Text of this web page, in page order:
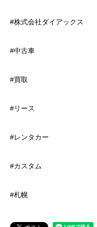
#株式会社ダイアックス
#中古車
#買取
#リース
#レンタカー
#カスタム
#札幌